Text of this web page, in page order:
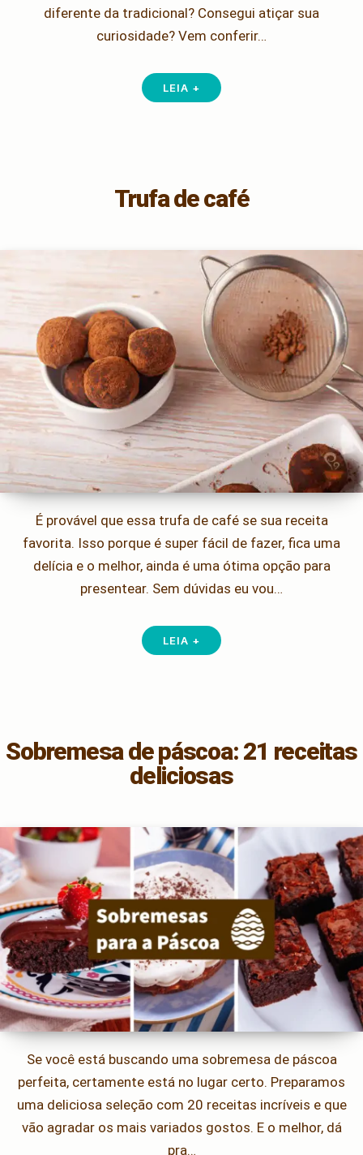
diferente da tradicional? Consegui atiçar sua
curiosidade? Vem conferir…
LEIA +
Trufa de café
É provável que essa trufa de café se sua receita
favorita. Isso porque é super fácil de fazer, fica uma
delícia e o melhor, ainda é uma ótima opção para
presentear. Sem dúvidas eu vou…
LEIA +
Sobremesa de páscoa: 21 receitas
deliciosas
Se você está buscando uma sobremesa de páscoa
perfeita, certamente está no lugar certo. Preparamos
uma deliciosa seleção com 20 receitas incríveis e que
vão agradar os mais variados gostos. E o melhor, dá
pra…